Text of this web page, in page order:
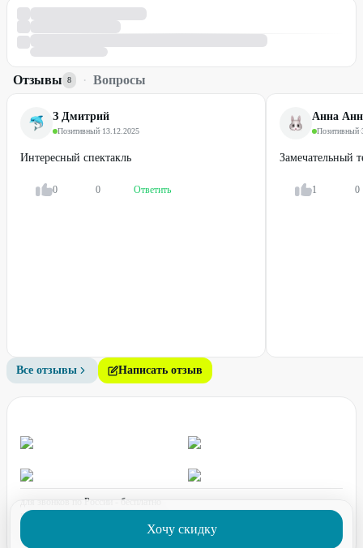
Хочу скидку
Отзывы 8 · Вопросы
З Дмитрий
Позитивный·13.12.2025
Интересный спектакль
0 0 Ответить
Анна
Позитивный·
Замечательный
1 0
Все отзывы Написать отзыв
для звонков по России - бесплатно
график работы:
ПН-ПТ с 08:00 до 17:00 (по МСК)